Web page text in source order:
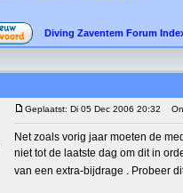
Diving Zaventem Forum
Geplaatst: Di 05 Dec 2006 20:32
Net zoals vorig jaar moeten de
niet tot de laatste dag om dit in
van een extra-bijdrage . Probeer